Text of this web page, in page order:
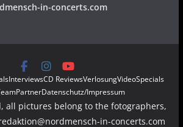
in-concerts.com
InterviewsCD ReviewsVerlosungVideoSpecials
PartnerDatenschutz/Impressum
all pictures belong to the fotographers,
in-concerts.com